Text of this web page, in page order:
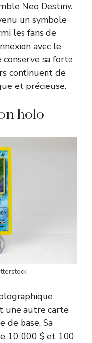
Neo Destiny.
un symbole
les fans de
avec le
conserve sa forte
continuent de
et précieuse.
holo
une autre carte
de base. Sa
10 000 $ et 100